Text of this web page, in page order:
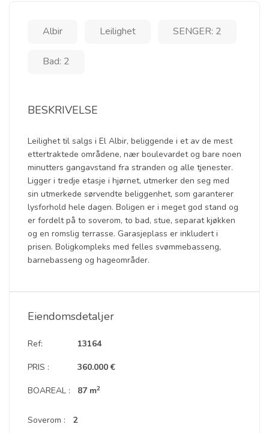
Albir Leilighet SENGER: 2
Bad: 2
BESKRIVELSE
Leilighet til salgs i El Albir, beliggende i et av de mest
ettertraktede områdene, nær boulevardet og bare noen
minutters gangavstand fra stranden og alle tjenester.
Ligger i tredje etasje i hjørnet, utmerker den seg med
sin utmerkede sørvendte beliggenhet, som garanterer
lysforhold hele dagen. Boligen er i meget god stand og
er fordelt på to soverom, to bad, stue, separat kjøkken
og en romslig terrasse. Garasjeplass er inkludert i
prisen. Boligkompleks med felles svømmebasseng,
barnebasseng og hageområder.
Eiendomsdetaljer
Ref:
PRIS :
BOAREAL :
13164
360.000 €
87 m2
Soverom : 2